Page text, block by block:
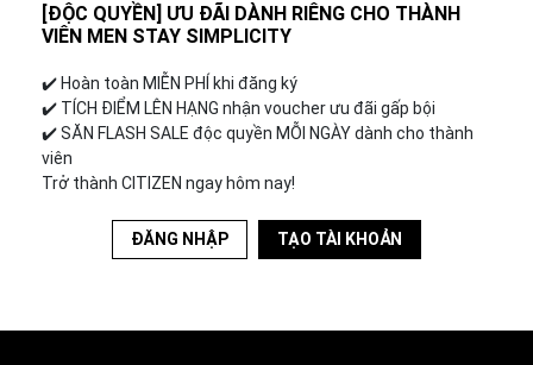
[ĐỘC QUYỀN] ƯU ĐÃI DÀNH RIÊNG CHO THÀNH
VIÊN MEN STAY SIMPLICITY
✔️︎ Hoàn toàn MIỄN PHÍ khi đăng ký
✔️︎ TÍCH ĐIỂM LÊN HẠNG nhận voucher ưu đãi gấp bội
✔️︎ SĂN FLASH SALE độc quyền MỖI NGÀY dành cho thành
viên
Trở thành CITIZEN ngay hôm nay!
ĐĂNG NHẬP TẠO TÀI KHOẢN